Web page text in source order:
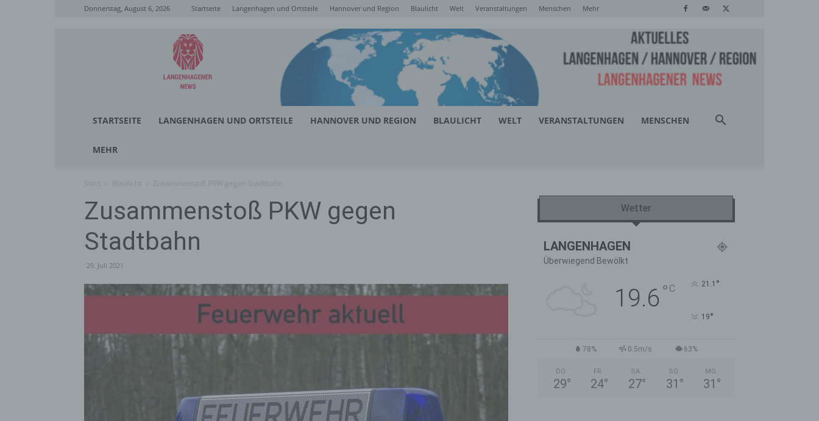
Donnerstag, August 6, 2026 Startseite Langenhagen und Ortsteile Hannover und Region Blaulicht Welt Veranstaltungen Menschen Mehr
Langenhagener
News
STARTSEITE LANGENHAGEN UND ORTSTEILE HANNOVER UND REGION BLAULICHT WELT VERANSTALTUNGEN MENSCHEN
MEHR
Zusammenstoß PKW gegen
Stadtbahn
29. Juli 2021
Wetter
LANGENHAGEN
Überwiegend Bewölkt
19.6° C 21.1 °
19°
78% 0.5m/s 63%
DO.
29°
FR.
24°
SA.
27°
SO.
31 °
MO.
31 °